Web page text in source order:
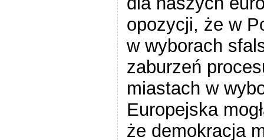
opozycji, że w
w wyborach
zaburzeń
miastach w
Europejska
że demokracja